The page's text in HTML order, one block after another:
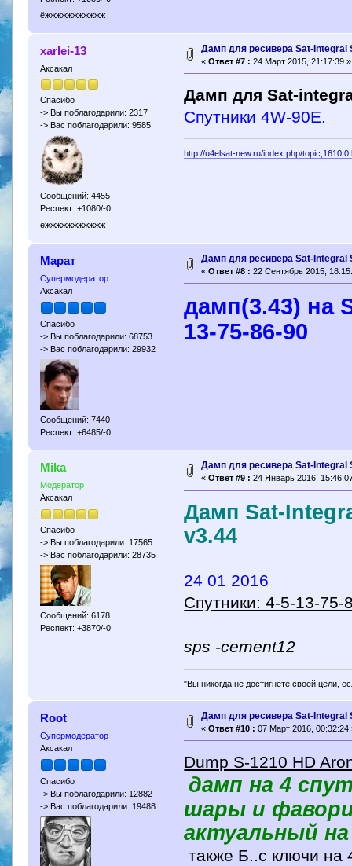
ёжжжжжжжжжжж
xarlei-13
Аксакал
Спасибо
-> Вы поблагодарили: 2317
-> Вас поблагодарили: 9585
Сообщений: 4455
Респект: +1080/-0
ёжжжжжжжжжжж
Дамп для ресивера Sat-Integral
« Ответ #7 : 24 Март 2015, 21:17:39 »
Дамп для Sat-
Спутники 4W-90E.
http://u4elsat-new.ru/index.php/
Марат
Супермодератор
Аксакал
Спасибо
-> Вы поблагодарили: 68753
-> Вас поблагодарили: 29932
Сообщений: 7440
Респект: +6485/-0
Дамп для ресивера Sat-Integral
« Ответ #8 : 22 Сентябрь 2015,
дамп(3.43) на
13-75-86-90
Mika
Модератор
Аксакал
Спасибо
-> Вы поблагодарили: 17565
-> Вас поблагодарили: 28735
Сообщений: 6178
Респект: +3870/-0
Дамп для ресивера Sat-Integral
« Ответ #9 : 24 Январь 2016,
Дамп Sat-
v3.44
24 01 2016
Спутники: 4-5-13-75-
sps -cement12
"Вы никогда не достигнете своей цели,
Root
Супермодератор
Аксакал
Спасибо
-> Вы поблагодарили: 12882
-> Вас поблагодарили: 19488
Дамп для ресивера Sat-Integral
« Ответ #10 : 07 Март 2016, 00:32:24
Dump S-1210 HD
дамп на 4
шары и
актуальный на
также Б..с ключи на